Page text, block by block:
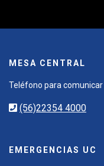
MESA CENTRAL
Teléfono para comunicar
(56)22354 4000
EMERGENCIAS UC